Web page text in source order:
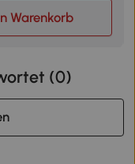
Warenkorb
(0)